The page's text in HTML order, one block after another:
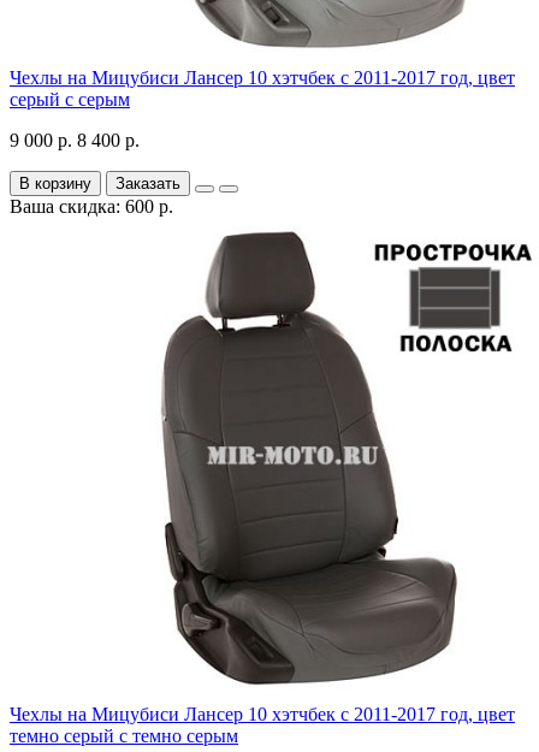
Чехлы на Мицубиси Лансер 10 хэтчбек с 2011-2017 год, цвет
серый с серым
9 000 р. 8 400 р.
В корзину Заказать
Ваша скидка: 600 р.
Чехлы на Мицубиси Лансер 10 хэтчбек с 2011-2017 год, цвет
темно серый с темно серым